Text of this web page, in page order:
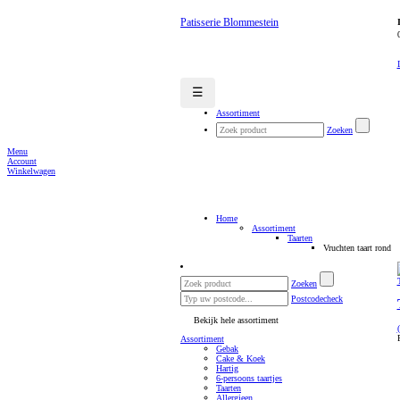
Patisserie Blommestein
☰
Assortiment
Zoeken
Menu
Account
Winkelwagen
Home
Assortiment
Taarten
Vruchten taart rond
Zoeken
Postcodecheck
Bekijk hele assortiment
Assortiment
Gebak
Cake & Koek
Hartig
6-persoons taartjes
Taarten
Allergieen